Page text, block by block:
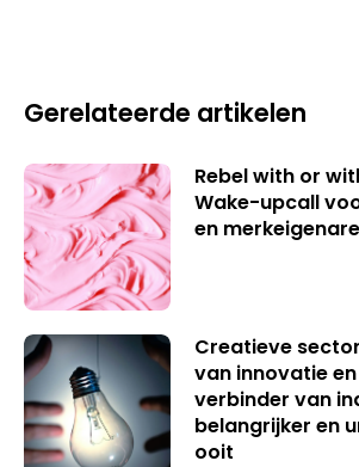
Gerelateerde artikelen
Rebel with or
Wake-upcall
en
Creatieve
van innovatie
verbinder van
belangrijker en
ooit